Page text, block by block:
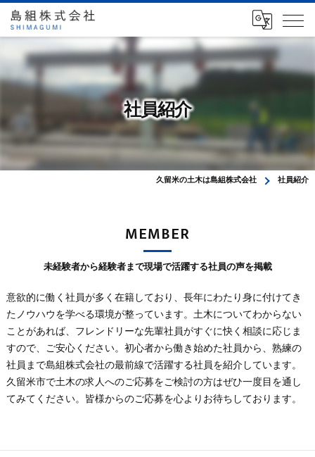
社員紹介
久留米の土木は島組株式会社 社員紹介
未経験者から経験者まで現場で活躍する社員の声を掲載
MEMBER
意欲的に働く社員が多く在籍しており、長年にわたり身に付けてき
たノウハウを学べる環境が整っています。土木についてわからない
ことがあれば、フレンドリーな先輩社員がすぐに快く相談に応じま
すので、ご安心ください。初心者から働き始めた社員から、熟練の
社員まで島組株式会社の最前線で活躍する社員を紹介しています。
久留米市で土木の求人へのご応募をご検討の方はぜひ一度目を通し
てみてください。皆様からのご応募を心よりお待ちしております。